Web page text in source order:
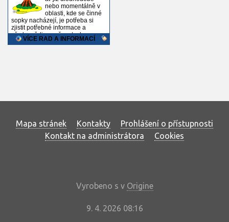
Mapa stránek Kontakty
Prohlášení o přístupnosti
Kontakt na administrátora
Cookies
Vyrobeno s v Origine
9. 4. 2026 08:16